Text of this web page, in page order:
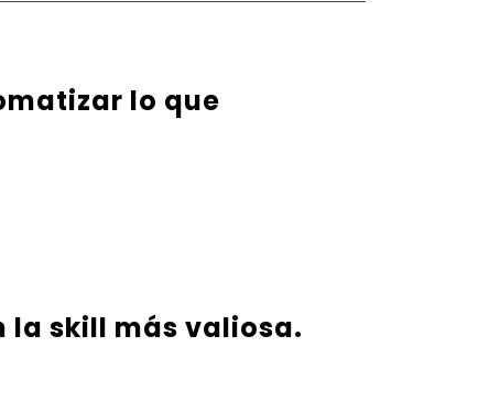
lo que
la skill más valiosa.